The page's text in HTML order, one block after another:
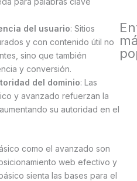
del usuario: Sitios
y con contenido útil no
sino que también
y conversión.
del dominio: Las
y avanzado refuerzan la
su autoridad en el
como el avanzado son
web efectivo y
sienta las bases para el